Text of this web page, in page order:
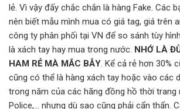
lẻ. Vì vậy đấy chắc chắn là hàng Fake. Các
nên biết mẫu mình mua có giá tag, giá trên
công ty phân phối tại VN để so sánh tùy
là xách tay hay mua trong nước. NHỚ LÀ
HAM RẺ MÀ MẮC BẪY. Kể cả rẻ hơn 30%
cũng có thể là hàng xách tay hoặc vào các
trong năm của các hãng đồng hồ thời trang
Police,… nhưng dù sao cũng phải cẩn thẩn.